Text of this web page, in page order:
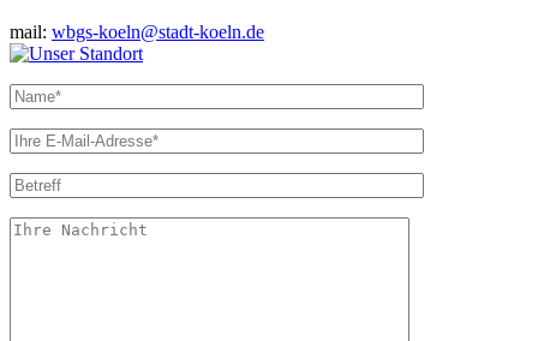
mail: wbgs-koeln@stadt-koeln.de